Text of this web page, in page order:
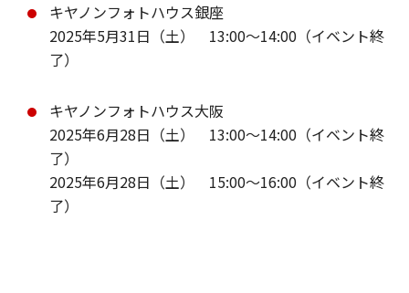
キヤノンフォトハウス銀座
2025年5月31日（土） 13:00～14:00（イベント終
了）
キヤノンフォトハウス大阪
2025年6月28日（土） 13:00～14:00（イベント終
了）
2025年6月28日（土） 15:00～16:00（イベント終
了）